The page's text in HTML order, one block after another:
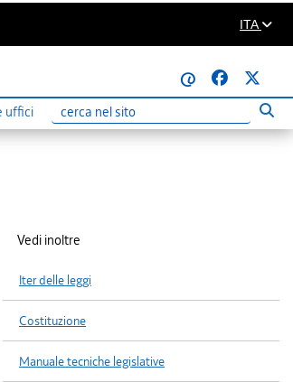
ITA
@
uffici
Ricerca
Vedi inoltre
Iter delle leggi
Costituzione
Manuale tecniche legislative